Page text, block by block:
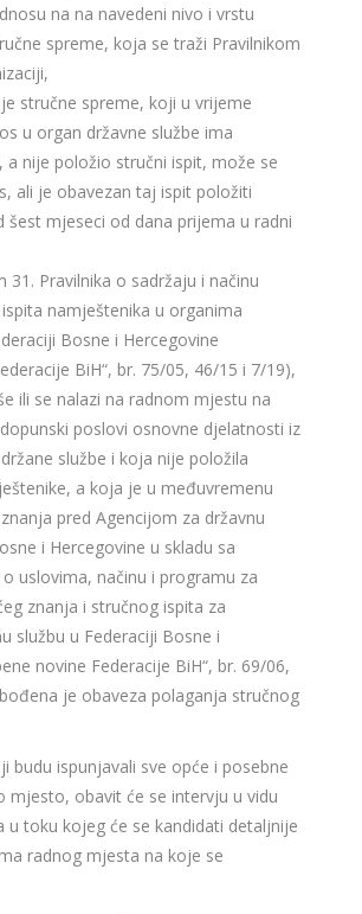
na na navedeni nivo i vrstu
spreme, koja se traži Pravilnikom
stručne spreme, koji u vrijeme
u organ državne službe ima
a nije položio stručni ispit, može se
ali je obavezan taj ispit položiti
šest mjeseci od dana prijema u radni
31. Pravilnika o sadržaju i načinu
namještenika u organima
Bosne i Hercegovine
BiH“, br. 75/05, 46/15 i 7/19),
ili se nalazi na radnom mjestu na
poslovi osnovne djelatnosti iz
službe i koja nije položila
a koja je u međuvremenu
pred Agencijom za državnu
i Hercegovine u skladu sa
uslovima, načinu i programu za
znanja i stručnog ispita za
službu u Federaciji Bosne i
novine Federacije BiH“, br. 69/06,
je obaveza polaganja stručnog
budu ispunjavali sve opće i posebne
mjesto, obavit će se intervju u vidu
u toku kojeg će se kandidati detaljnije
radnog mjesta na koje se